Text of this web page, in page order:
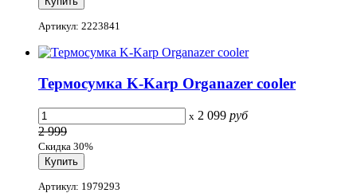
Артикул: 2223841
Термосумка K-Karp Organazer cooler
x 2 099 руб
2 999
Скидка 30%
Артикул: 1979293